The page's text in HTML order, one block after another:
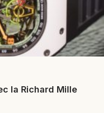
la Richard Mille